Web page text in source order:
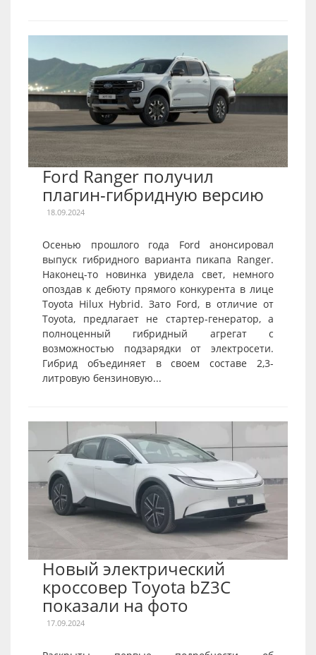
Ford Ranger получил
плагин-гибридную версию
18.09.2024
Осенью прошлого года Ford анонсировал
выпуск гибридного варианта пикапа Ranger.
Наконец-то новинка увидела свет, немного
опоздав к дебюту прямого конкурента в лице
Toyota Hilux Hybrid. Зато Ford, в отличие от
Toyota, предлагает не стартер-генератор, а
полноценный гибридный агрегат с
возможностью подзарядки от электросети.
Гибрид объединяет в своем составе 2,3-
литровую бензиновую...
Новый электрический
кроссовер Toyota bZ3C
показали на фото
17.09.2024